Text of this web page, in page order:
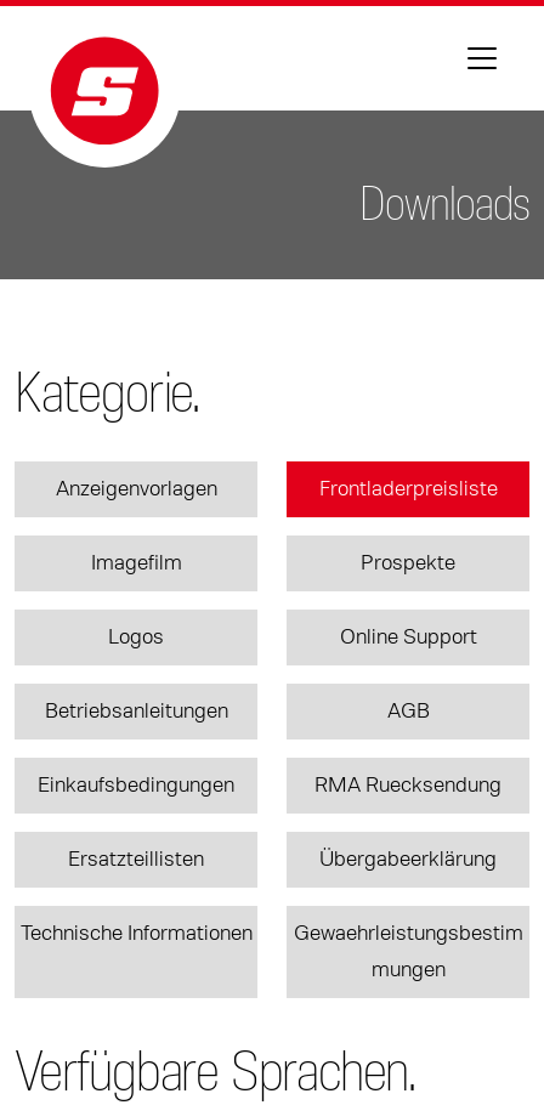
Downloads
Kategorie.
Anzeigenvorlagen Frontladerpreisliste
Imagefilm Prospekte
Logos Online Support
Betriebsanleitungen AGB
Einkaufsbedingungen RMA Ruecksendung
Ersatzteillisten Übergabeerklärung
Technische Informationen
Gewaehrleistungsbestim
mungen
Verfügbare Sprachen.